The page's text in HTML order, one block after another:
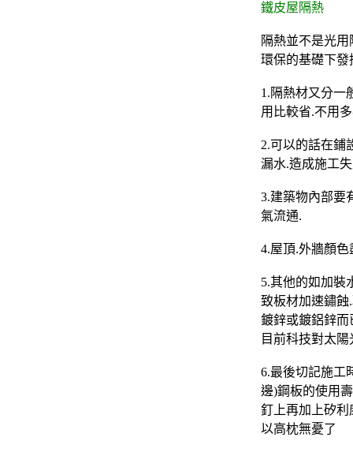
鐵皮屋隔熱
隔熱並不是光
環保的基礎下發
1.隔熱材又分一
用比較省.不用
2.可以的話在鋪
漏水.造成施工
3.建築物內部要
氣流通.
4.屋頂.外牆顏
5.其他的如加裝
致板材加速鏽蝕
鍍鋅或鍍鋁鋅而
目前科技對太
6.最後切記施工
邊)鋼板的使用
釘上再加上矽
以高枕無憂了